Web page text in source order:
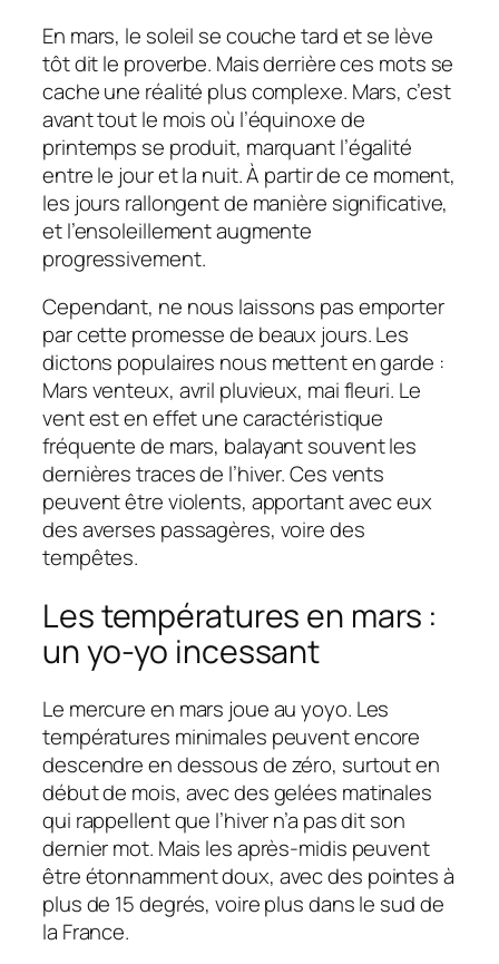
En mars, le soleil se couche tard et se lève
tôt dit le proverbe. Mais derrière ces mots se
cache une réalité plus complexe. Mars, c’est
avant tout le mois où l’équinoxe de
printemps se produit, marquant l’égalité
entre le jour et la nuit. À partir de ce moment,
les jours rallongent de manière significative,
et l’ensoleillement augmente
progressivement.
Cependant, ne nous laissons pas emporter
par cette promesse de beaux jours. Les
dictons populaires nous mettent en garde :
Mars venteux, avril pluvieux, mai fleuri. Le
vent est en effet une caractéristique
fréquente de mars, balayant souvent les
dernières traces de l’hiver. Ces vents
peuvent être violents, apportant avec eux
des averses passagères, voire des
tempêtes.
Les températures en mars :
un yo-yo incessant
Le mercure en mars joue au yoyo. Les
températures minimales peuvent encore
descendre en dessous de zéro, surtout en
début de mois, avec des gelées matinales
qui rappellent que l’hiver n’a pas dit son
dernier mot. Mais les après-midis peuvent
être étonnamment doux, avec des pointes à
plus de 15 degrés, voire plus dans le sud de
la France.